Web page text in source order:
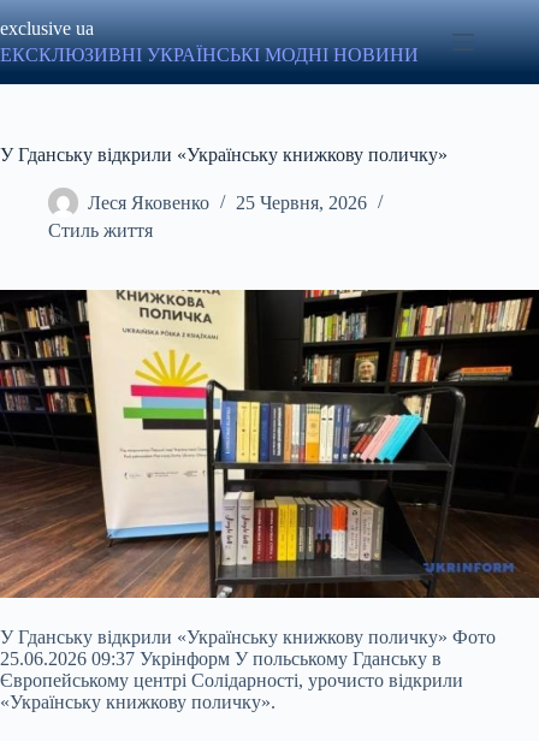
до
вмісту
exclusive ua
ЕКСКЛЮЗИВНІ УКРАЇНСЬКІ МОДНІ НОВИНИ
У Гданську відкрили «Українську книжкову поличку»
Леся Яковенко
25 Червня, 2026
Стиль життя
У Гданську відкрили «Українську книжкову поличку» Фото
25.06.2026 09:37 Укрінформ У польському Гданську в
Європейському центрі Солідарності, урочисто відкрили
«Українську книжкову поличку».